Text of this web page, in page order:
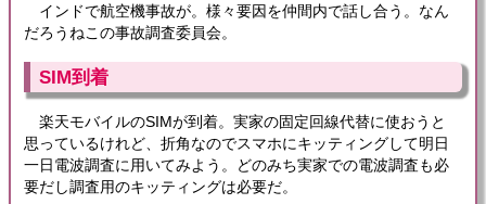
インドで航空機事故が。様々要因を仲間内で話し合う。なん
だろうねこの事故調査委員会。
SIM到着
楽天モバイルのSIMが到着。実家の固定回線代替に使おうと
思っているけれど、折角なのでスマホにキッティングして明日
一日電波調査に用いてみよう。どのみち実家での電波調査も必
要だし調査用のキッティングは必要だ。